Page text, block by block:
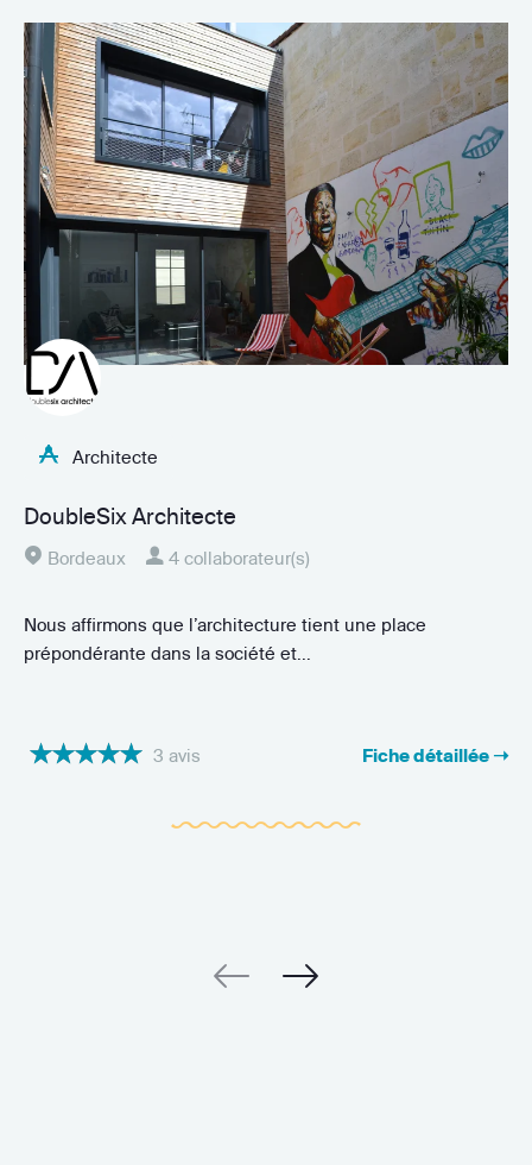
Architecte
DoubleSix Architecte
Bordeaux 4 collaborateur(s)
Nous affirmons que l’architecture tient une place
prépondérante dans la société et...
3 avis Fiche détaillée ➝